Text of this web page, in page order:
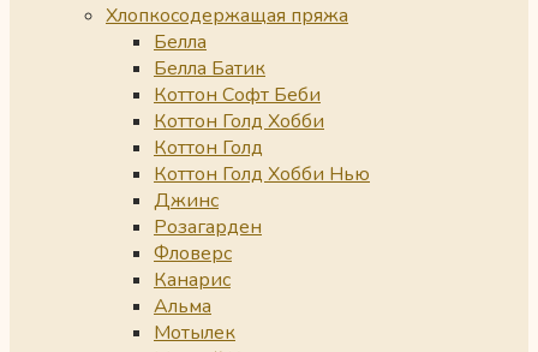
Хлопкосодержащая пряжа
Белла
Белла Батик
Коттон Софт Беби
Коттон Голд Хобби
Коттон Голд
Коттон Голд Хобби Нью
Джинс
Розагарден
Фловерс
Канарис
Альма
Мотылек